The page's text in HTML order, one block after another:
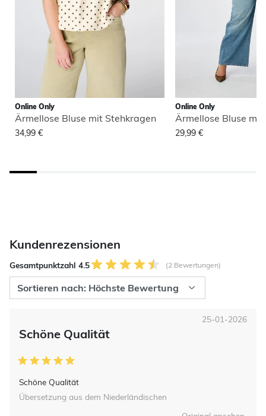
Online Only
Ärmellose Bluse mit Stehkragen
34,99 €
Online Only
Ärmellose Bluse
29,99 €
Kundenrezensionen
Gesamtpunktzahl 4.5 (2 Bewertungen)
Schöne Qualität
Schöne Qualität
25-01-2026
Übersetzung aus dem Niederländischen